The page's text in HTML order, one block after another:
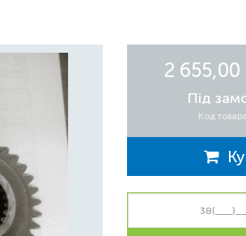
2 655,00
Під
Код